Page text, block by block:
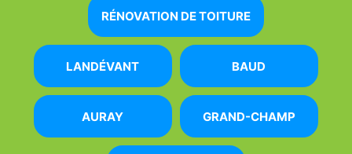
RÉNOVATION DE TOITURE
LANDÉVANT BAUD
AURAY GRAND-CHAMP